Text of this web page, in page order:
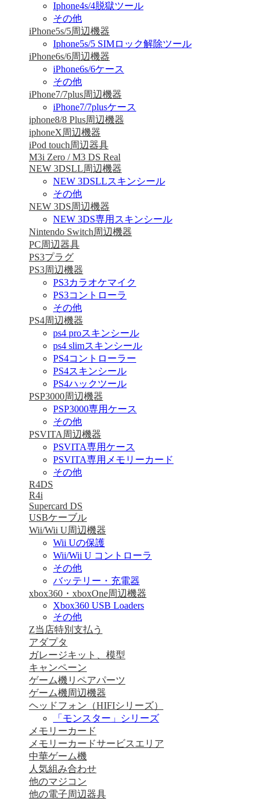
Iphone4s/4脱獄ツール
その他
iPhone5s/5周辺機器
Iphone5s/5 SIMロック解除ツール
iPhone6s/6周辺機器
iPhone6s/6ケース
その他
iPhone7/7plus周辺機器
iPhone7/7plusケース
iphone8/8 Plus周辺機器
iphoneX周辺機器
iPod touch周辺器具
M3i Zero / M3 DS Real
NEW 3DSLL周辺機器
NEW 3DSLLスキンシール
その他
NEW 3DS周辺機器
NEW 3DS専用スキンシール
Nintendo Switch周辺機器
PC周辺器具
PS3プラグ
PS3周辺機器
PS3カラオケマイク
PS3コントローラ
その他
PS4周辺機器
ps4 proスキンシール
ps4 slimスキンシール
PS4コントローラー
PS4スキンシール
PS4ハックツール
PSP3000周辺機器
PSP3000専用ケース
その他
PSVITA周辺機器
PSVITA専用ケース
PSVITA専用メモリーカード
その他
R4DS
R4i
Supercard DS
USBケーブル
Wii/Wii U周辺機器
Wii Uの保護
Wii/Wii U コントローラ
その他
バッテリー・充電器
xbox360・xboxOne周辺機器
Xbox360 USB Loaders
その他
Z当店特別支払う
アダプタ
ガレージキット、模型
キャンペーン
ゲーム機リペアパーツ
ゲーム機周辺機器
ヘッドフォン（HIFIシリーズ）
「モンスター」シリーズ
メモリーカード
メモリーカードサービスエリア
中華ゲーム機
人気組み合わせ
他のマジコン
他の電子周辺器具